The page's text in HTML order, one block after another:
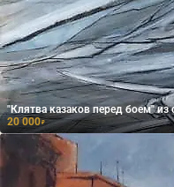
"Клятва казаков перед боем" из
20 000₽